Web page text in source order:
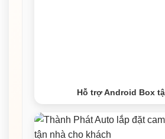
Hỗ trợ Android Box